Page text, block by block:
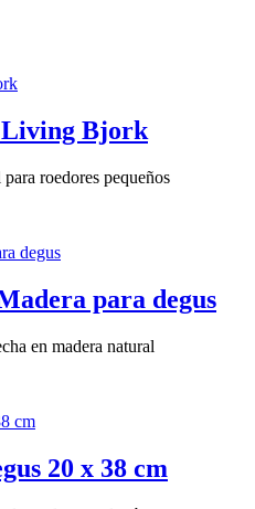
Living Bjork
roedores pequeños
para degus
en madera natural
20 x 38 cm